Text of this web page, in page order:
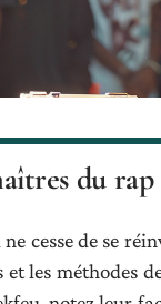
du
cesse de se
et les méthodes